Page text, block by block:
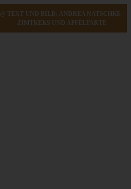
@ TEXT UND BILD: ANDREA NATSCHKE |
ZIMTKEKS UND APFELTARTE